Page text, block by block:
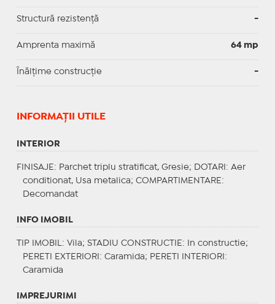
Structură rezistență -
Amprenta maximă 64 mp
Înălțime construcție -
INFORMAŢII UTILE
INTERIOR
FINISAJE : Parchet triplu stratificat, Gresie; DOTARI : Aer
conditionat, Usa metalica; COMPARTIMENTARE :
Decomandat
INFO IMOBIL
TIP IMOBIL : Vila; STADIU CONSTRUCTIE : In constructie;
PERETI EXTERIORI : Caramida; PERETI INTERIORI :
Caramida
IMPREJURIMI